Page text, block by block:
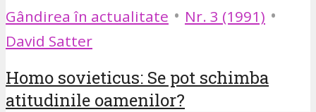
Gândirea în actualitate • Nr. 3 (1991) •
David Satter
Homo sovieticus: Se pot schimba
atitudinile oamenilor?